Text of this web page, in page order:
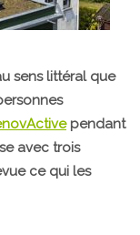
sens littéral que
pendant
avec trois
ce qui les